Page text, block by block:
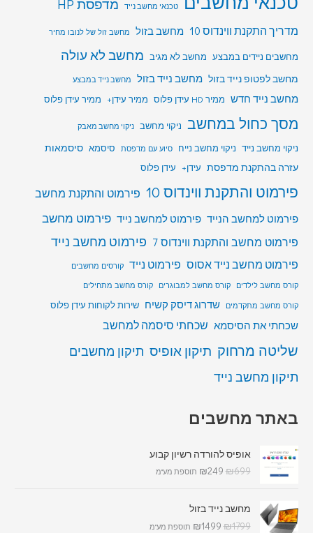
טכנאי מחשב נייד מדפסת HP
מדריך התקנת ווינדוס 10 מחשב בזול מחשב זול של לנובו מחיר
מחשבים ניידים במבצע מחשב לא מגיב מחשב לא עולה
מחשב לפטופ נייד בזול מחשב נייד בזול מחשב נייד במבצע
מחשב נייד חדש ממיר HD עידן פלוס ממיר עידן+ ממיר עידן פלוס
מסך כחול במחשב ניקוי מחשב ניקוי מחשב מאבק
ניקוי מחשב נייד ניקוי מחשב נייח סיוע עם מדפסת סיסמא סיסמאות
עזרה בהתקנת מדפסת עידן+ עידן פלוס
פירמוט והתקנת ווינדוס 10 פירמוט והתקנת מחשב
פירמוט למחשב הנייד פירמוט למחשב נייד פירמוט מחשב
פירמוט מחשב והתקנת ווינדוס 7
פירמוט מחשב נייד
פירמוט מחשב נייד אסוס פירמוט נייד קורסים מחשבים
קורס מחשב לילדים
קורס מחשב למבוגרים
קורס מחשב מתחילים
קורס מחשב מתקדמים
שדרוג דיסק קשיח שירות לקוחות עידן פלוס
שכחתי את הסיסמא שכחתי סיסמה למחשב
שליטה מרחוק תיקון אופיס תיקון מחשבים
תיקון מחשב נייד
באתר מחשבים
אופיס להורדה רשיון קבוע
₪699
₪249 תוספת מע"מ
מחשב נייד בזול
₪1799
₪1499 תוספת מע"מ